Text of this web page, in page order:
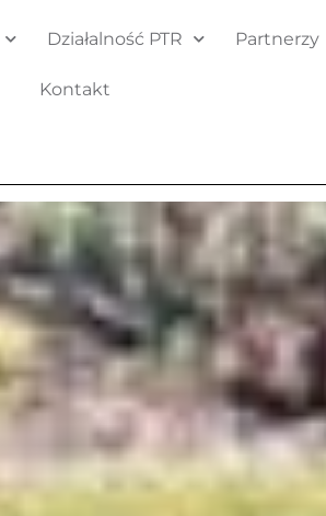
Działalność PTR Partnerzy
Kontakt